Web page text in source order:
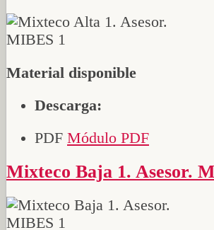
Material disponible
Descarga:
PDF Módulo PDF
Mixteco Baja 1. Asesor.